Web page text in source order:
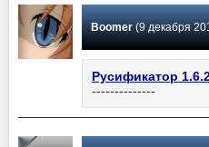
Boomer(9 декабря 2014
Русификатор
--------------